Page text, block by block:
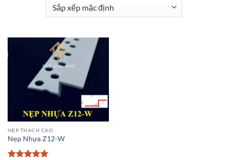
NẸP THẠCH CAO
Nẹp Nhựa Z12-W